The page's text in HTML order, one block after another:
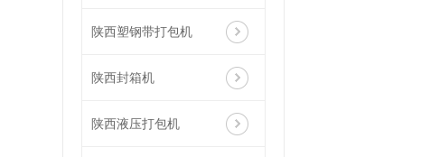
陕西塑钢带打包机
陕西封箱机
陕西液压打包机